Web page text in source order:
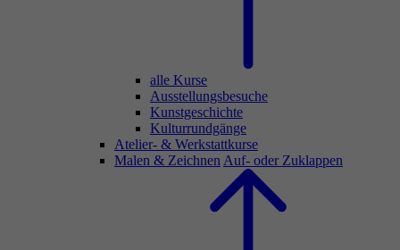
alle Kurse
Ausstellungsbesuche
Kunstgeschichte
Kulturrundgänge
Atelier- & Werkstattkurse
Malen & Zeichnen Auf- oder Zuklappen